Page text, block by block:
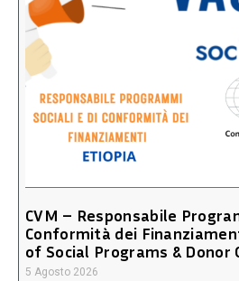
CVM – Responsabile
Conformità dei
of Social Programs & Donor
5 Agosto 2026